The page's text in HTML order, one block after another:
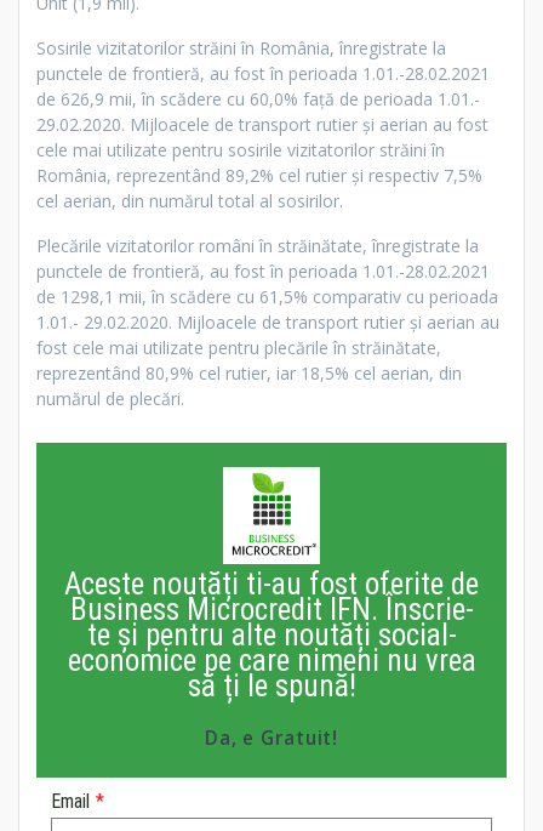
Sosirile vizitatorilor străini în România, înregistrate la
punctele de frontieră, au fost în perioada 1.01.-28.02.2021
de 626,9 mii, în scădere cu 60,0% faţă de perioada 1.01.-
29.02.2020. Mijloacele de transport rutier și aerian au fost
cele mai utilizate pentru sosirile vizitatorilor străini în
România, reprezentând 89,2% cel rutier și respectiv 7,5%
cel aerian, din numărul total al sosirilor.
Plecările vizitatorilor români în străinătate, înregistrate la
punctele de frontieră, au fost în perioada 1.01.-28.02.2021
de 1298,1 mii, în scădere cu 61,5% comparativ cu perioada
1.01.- 29.02.2020. Mijloacele de transport rutier și aerian au
fost cele mai utilizate pentru plecările în străinătate,
reprezentând 80,9% cel rutier, iar 18,5% cel aerian, din
numărul de plecări.
Aceste noutăți ti-au fost oferite de
Business Microcredit IFN. Înscrie-
te și pentru alte noutăți social-
economice pe care nimeni nu vrea
să ți le spună!
Da, e Gratuit!
Email *